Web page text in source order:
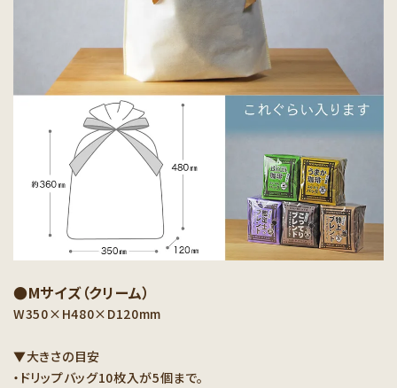
●Mサイズ（クリーム）
W350×H480×D120mm
▼大きさの目安
・ドリップバッグ10枚入が5個まで。